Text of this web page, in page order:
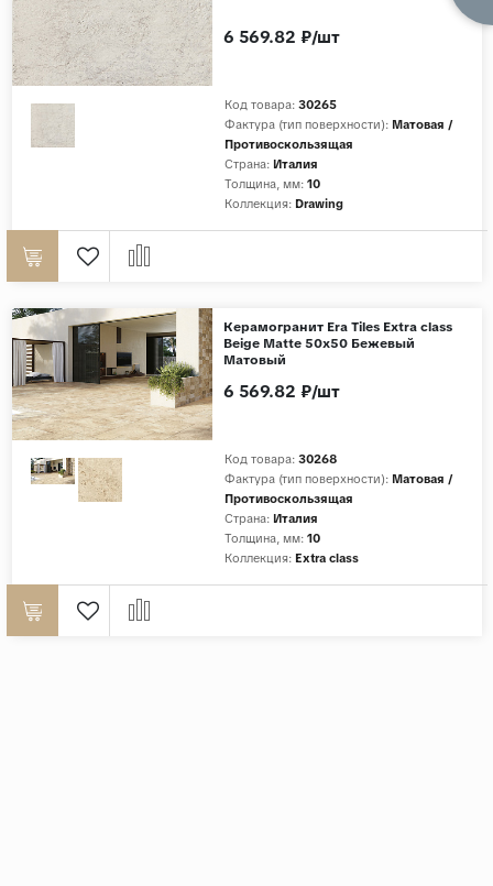
Код товара: 30265
Фактура (тип поверхности): Матовая /
Противоскользящая
Страна: Италия
Толщина, мм: 10
Коллекция: Drawing
6 569.82 ₽/шт
Керамогранит Era Tiles Extra class
Beige Matte 50x50 Бежевый
Матовый
Код товара: 30268
Фактура (тип поверхности): Матовая /
Противоскользящая
Страна: Италия
Толщина, мм: 10
Коллекция: Extra class
6 569.82 ₽/шт